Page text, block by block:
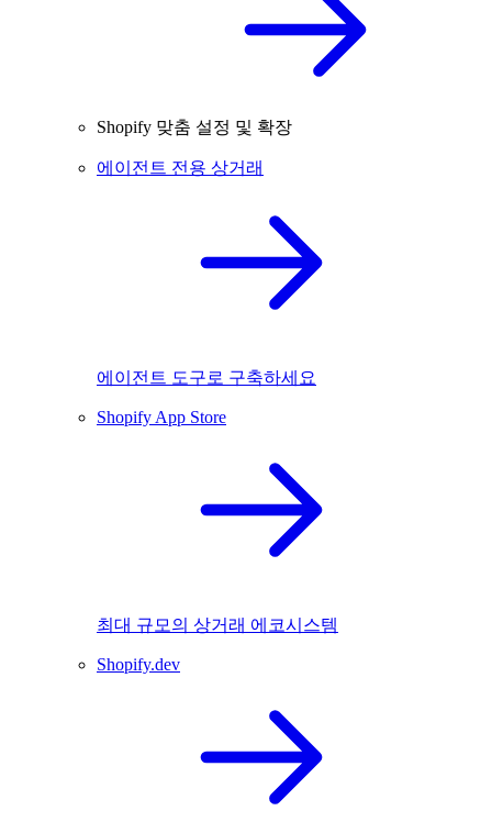
Shopify 맞춤 설정 및 확장
에이전트 전용 상거래
에이전트 도구로 구축하세요
Shopify App Store
최대 규모의 상거래 에코시스템
Shopify.dev